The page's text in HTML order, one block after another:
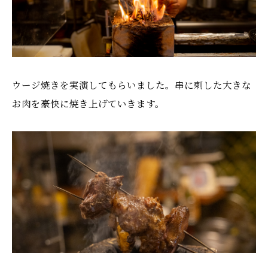
ウージ焼きを実演してもらいました。串に刺した大きな
お肉を豪快に焼き上げていきます。